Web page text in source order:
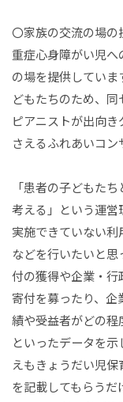
〇家族の交流の場の
重症心身障がい児
の場を提供してい
どもたちのため、
ピアニストが出向
さえるふれあいコン
「患者の子どもた
考える」という運
実施できていない
などを行いたいと
付の獲得や企業・行
寄付を募ったり、
績や受益者がどの
といったデータを
えもきょうだい児
を記載してもらうだ